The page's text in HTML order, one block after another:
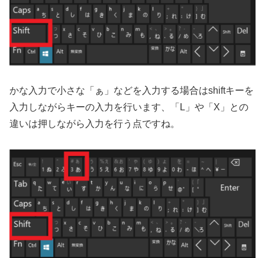
かな入力で小さな「ぁ」などを入力する場合はshiftキーを
入力しながらキーの入力を行います、「L」や「X」との
違いは押しながら入力を行う点ですね。